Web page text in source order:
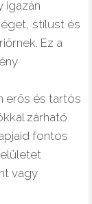
igazán
stílust és
Ez a
erős és tartós
zárható
fontos
vagy